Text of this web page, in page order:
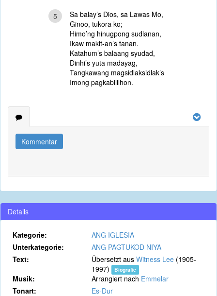
5
Sa balay’s Dios, sa Lawas Mo,
Ginoo, tukora ko;
Himo’ng hinugpong sudlanan,
Ikaw makit-an’s tanan.
Katahum’s balaang syudad,
Dinhi’s yuta madayag,
Tangkawang magsidlaksidlak’s
Imong pagkabililhon.
Kommentar
Details
Kategorie:
ANG IGLESIA
Unterkategorie:
ANG PAGTUKOD NIYA
Text:
Übersetzt aus Witness Lee (1905-
1997)
Biografie
Musik: Arrangiert nach Emmelar
Tonart:
Es-Dur